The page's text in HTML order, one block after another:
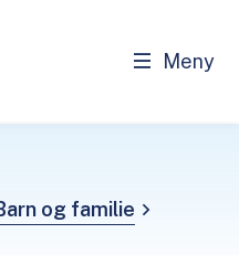
Meny
og familie